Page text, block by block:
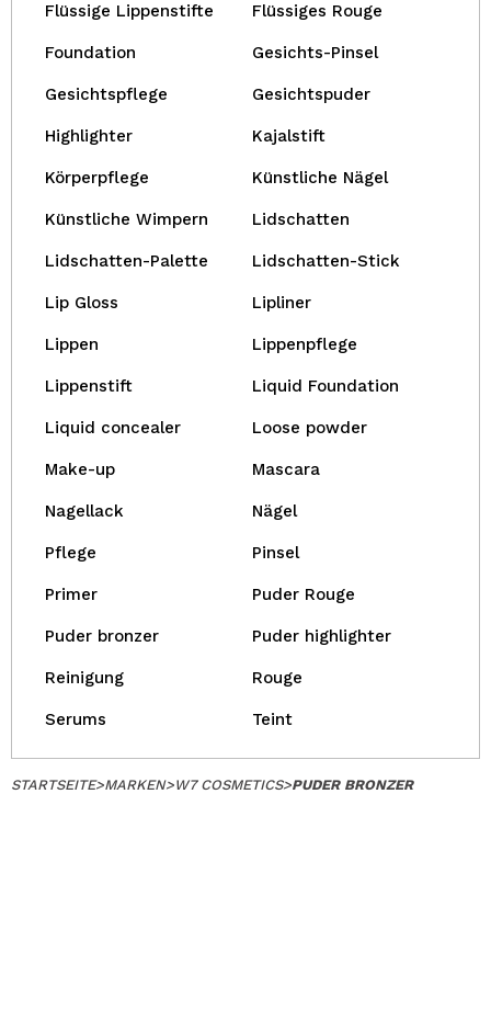
Flüssige Lippenstifte Flüssiges Rouge
Foundation Gesichts-Pinsel
Gesichtspflege Gesichtspuder
Highlighter Kajalstift
Körperpflege Künstliche Nägel
Künstliche Wimpern Lidschatten
Lidschatten-Palette Lidschatten-Stick
Lip Gloss Lipliner
Lippen Lippenpflege
Lippenstift Liquid Foundation
Liquid concealer Loose powder
Make-up Mascara
Nagellack Nägel
Pflege Pinsel
Primer Puder Rouge
Puder bronzer Puder highlighter
Reinigung Rouge
Serums Teint
STARTSEITE>MARKEN>W7 COSMETICS>PUDER BRONZER